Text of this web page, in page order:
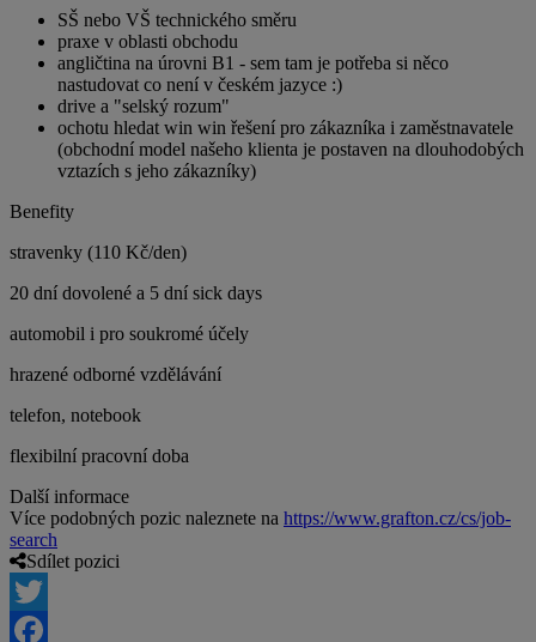
SŠ nebo VŠ technického směru
praxe v oblasti obchodu
angličtina na úrovni B1 - sem tam je potřeba si něco
nastudovat co není v českém jazyce :)
drive a "selský rozum"
ochotu hledat win win řešení pro zákazníka i zaměstnavatele
(obchodní model našeho klienta je postaven na dlouhodobých
vztazích s jeho zákazníky)
Benefity
stravenky (110 Kč/den)
20 dní dovolené a 5 dní sick days
automobil i pro soukromé účely
hrazené odborné vzdělávání
telefon, notebook
flexibilní pracovní doba
Další informace
Více podobných pozic naleznete na https://www.grafton.cz/cs/job-
search
Sdílet pozici
Twitter